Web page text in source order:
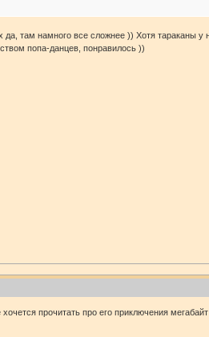
там намного все сложнее )) Хотя тараканы
попа-данцев, понравилось ))
прочитать про его приключения